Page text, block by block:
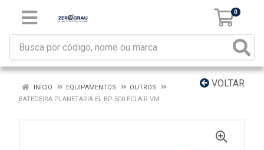
0
VOLTAR
INÍCIO EQUIPAMENTOS
OUTROS
BATEDEIRA PLANETARIA EL BP-500 ECLAIR VM